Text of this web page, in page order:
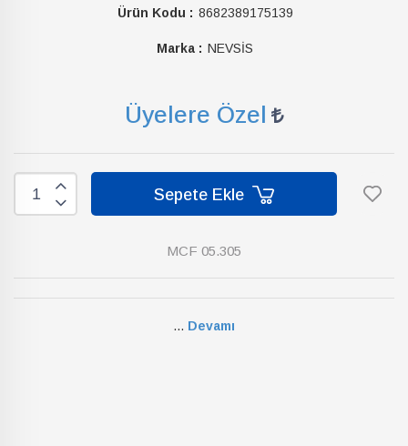
Ürün Kodu : 8682389175139
Marka : NEVSİS
Üyelere Özel
Sepete Ekle
MCF 05.305
... Devamı